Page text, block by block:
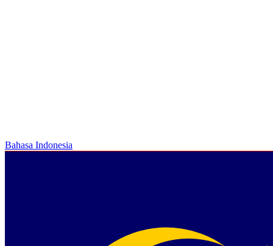
Bahasa Indonesia